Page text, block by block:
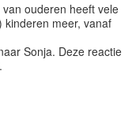
ouderen heeft vele
kinderen meer, vanaf
Sonja. Deze reactie